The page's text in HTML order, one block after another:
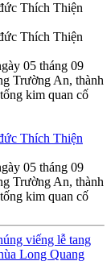
Thích Thiện
Thích Thiện
05 tháng 09
Trường An, thành
kim quan cố
Thích Thiện
05 tháng 09
Trường An, thành
kim quan cố